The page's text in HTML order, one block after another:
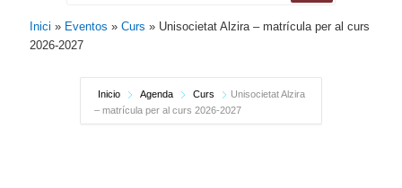
Inici » Eventos »Curs » Unisocietat Alzira – matrícula per al curs
2026-2027
Inicio Agenda Curs
Unisocietat Alzira
– matrícula per al curs 2026-2027